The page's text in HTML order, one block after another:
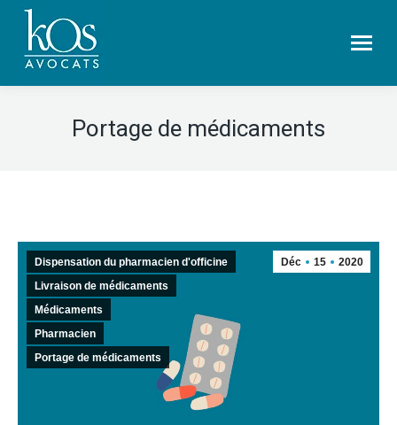
Portage de médicaments
Déc 15 2020
Dispensation du pharmacien d'officine
Livraison de médicaments
Médicaments
Pharmacien
Portage de médicaments